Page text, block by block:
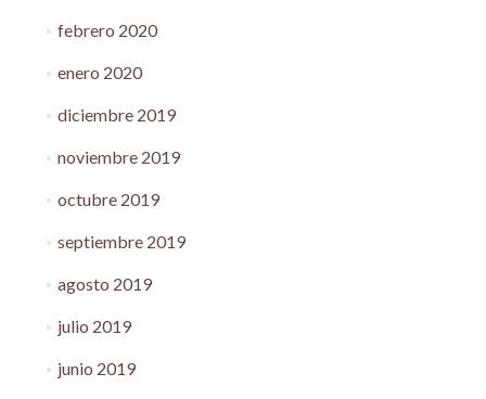
febrero 2020
enero 2020
diciembre 2019
noviembre 2019
octubre 2019
septiembre 2019
agosto 2019
julio 2019
junio 2019